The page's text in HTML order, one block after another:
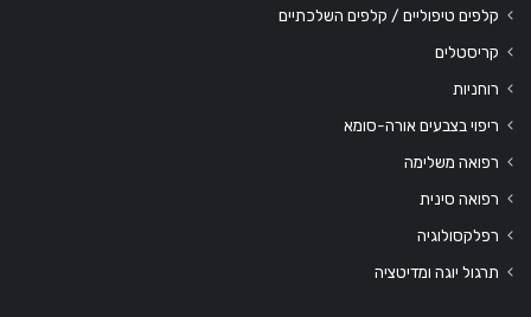
קלפים טיפוליים / קלפים השלכתיים
קריסטלים
רוחניות
ריפוי בצבעים אורה-סומא
רפואה משלימה
רפואה סינית
רפלקסולוגיה
תרגול יוגה ומדיטציה